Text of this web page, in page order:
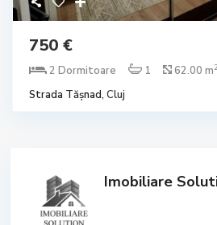
750 €
2 Dormitoare 1 62.00 m
Strada Tășnad, Cluj
Imobiliare